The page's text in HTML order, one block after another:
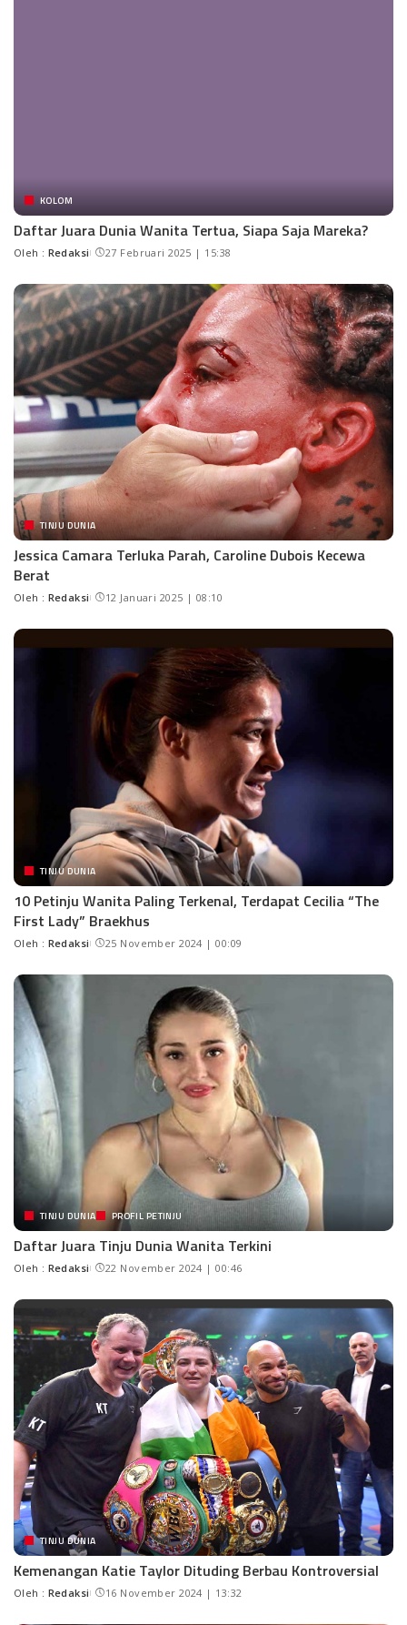
KOLOM
Daftar Juara Dunia Wanita Tertua, Siapa Saja Mareka?
Oleh : Redaksi 27 Februari 2025 | 15:38
TINJU DUNIA
Jessica Camara Terluka Parah, Caroline Dubois Kecewa
Berat
Oleh : Redaksi 12 Januari 2025 | 08:10
TINJU DUNIA
10 Petinju Wanita Paling Terkenal, Terdapat Cecilia “The
First Lady” Braekhus
Oleh : Redaksi 25 November 2024 | 00:09
TINJU DUNIA PROFIL PETINJU
Daftar Juara Tinju Dunia Wanita Terkini
Oleh : Redaksi 22 November 2024 | 00:46
TINJU DUNIA
Kemenangan Katie Taylor Dituding Berbau Kontroversial
Oleh : Redaksi 16 November 2024 | 13:32